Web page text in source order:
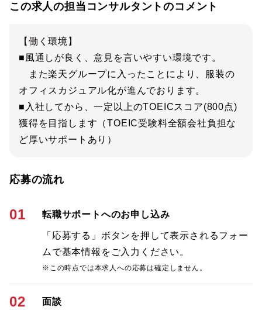
この求人の担当コンサルタントのコメント
【働く環境】
■風通しが良く、意見を言いやすい環境です。
また楽天グループに入ったことにより、服装の
オフィスカジュアル化が進んでおります。
■入社してから、一定以上のTOEICスコア(800点)
獲得を目指します（TOEIC受験料全額会社負担な
ど厚いサポートあり）
応募の流れ
01 転職サポートへのお申し込み
「応募する」ボタンを押して表示されるフォー
ムで基本情報をご入力ください。
※この時点では本求人への応募は確定しません。
02 面談